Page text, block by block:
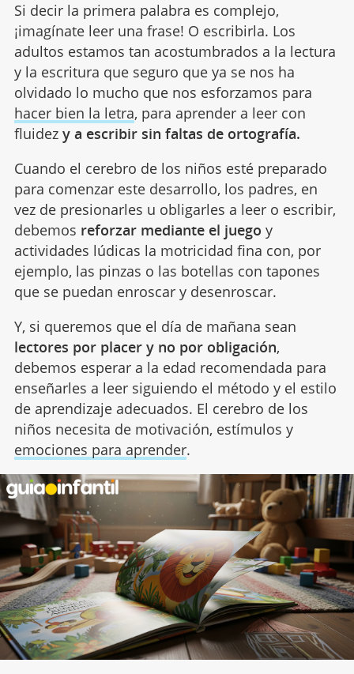
Si decir la primera palabra es complejo,
¡imagínate leer una frase! O escribirla. Los
adultos estamos tan acostumbrados a la lectura
y la escritura que seguro que ya se nos ha
olvidado lo mucho que nos esforzamos para
hacer bien la letra, para aprender a leer con
fluidez y a escribir sin faltas de ortografía.
Cuando el cerebro de los niños esté preparado
para comenzar este desarrollo, los padres, en
vez de presionarles u obligarles a leer o escribir,
debemos reforzar mediante el juego y
actividades lúdicas la motricidad fina con, por
ejemplo, las pinzas o las botellas con tapones
que se puedan enroscar y desenroscar.
Y, si queremos que el día de mañana sean
lectores por placer y no por obligación,
debemos esperar a la edad recomendada para
enseñarles a leer siguiendo el método y el estilo
de aprendizaje adecuados. El cerebro de los
niños necesita de motivación, estímulos y
emociones para aprender.